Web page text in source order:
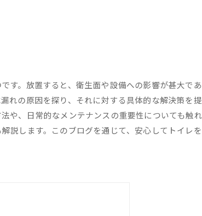
す。放置すると、衛生面や設備への影響が甚大で
れの原因を探り、それに対する具体的な解決策を
や、日常的なメンテナンスの重要性についても触
説します。このブログを通じて、安心してトイレ